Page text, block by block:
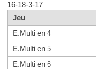
16-18-3-17
Jeu
E.Multi en 4
E.Multi en 5
E.Multi en 6